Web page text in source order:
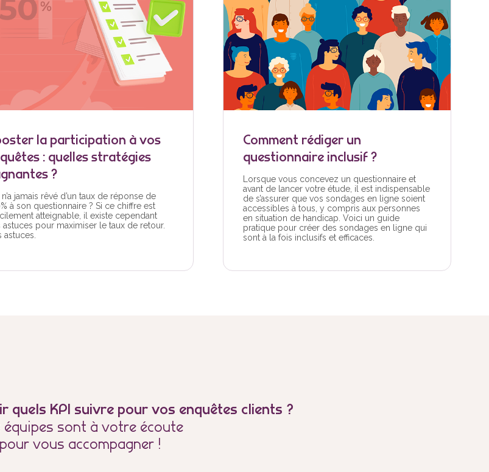
la participation à vos
: quelles stratégies
?
n’a jamais rêvé d’un taux de réponse de
à son questionnaire ? Si ce chiffre est
atteignable, il existe cependant
astuces pour maximiser le taux de retour.
astuces.
Comment rédiger un
questionnaire inclusif ?
Lorsque vous concevez un questionnaire et
avant de lancer votre étude, il est indispensable
de s’assurer que vos sondages en ligne soient
accessibles à tous, y compris aux personnes
en situation de handicap. Voici un guide
pratique pour créer des sondages en ligne qui
sont à la fois inclusifs et efficaces.
quels KPI suivre pour vos enquêtes clients ?
équipes sont à votre écoute
pour vous accompagner !